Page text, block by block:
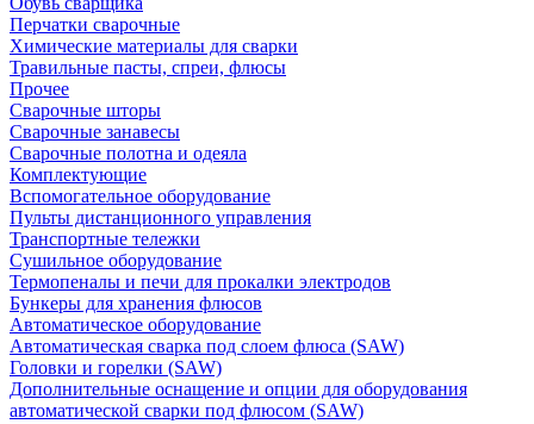
Перчатки сварочные
Химические материалы для сварки
Травильные пасты, спреи, флюсы
Прочее
Сварочные шторы
Сварочные занавесы
Сварочные полотна и одеяла
Комплектующие
Вспомогательное оборудование
Пульты дистанционного управления
Транспортные тележки
Сушильное оборудование
Термопеналы и печи для прокалки электродов
Бункеры для хранения флюсов
Автоматическое оборудование
Автоматическая сварка под слоем флюса (SAW)
Головки и горелки (SAW)
Дополнительные оснащение и опции для оборудования
автоматической сварки под флюсом (SAW)